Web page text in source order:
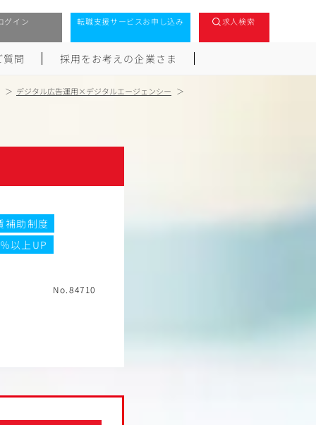
グイン 転職支援サービスお申し込み 求人検索
問 採用をお考えの企業さま
デジタル広告運用×デジタルエージェンシー
補助制度
以上UP
No.84710